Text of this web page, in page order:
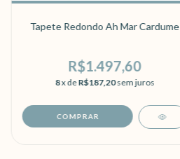
Tapete Redondo Ah Mar Cardume
R$1.497,60
8x deR$187,20sem juros